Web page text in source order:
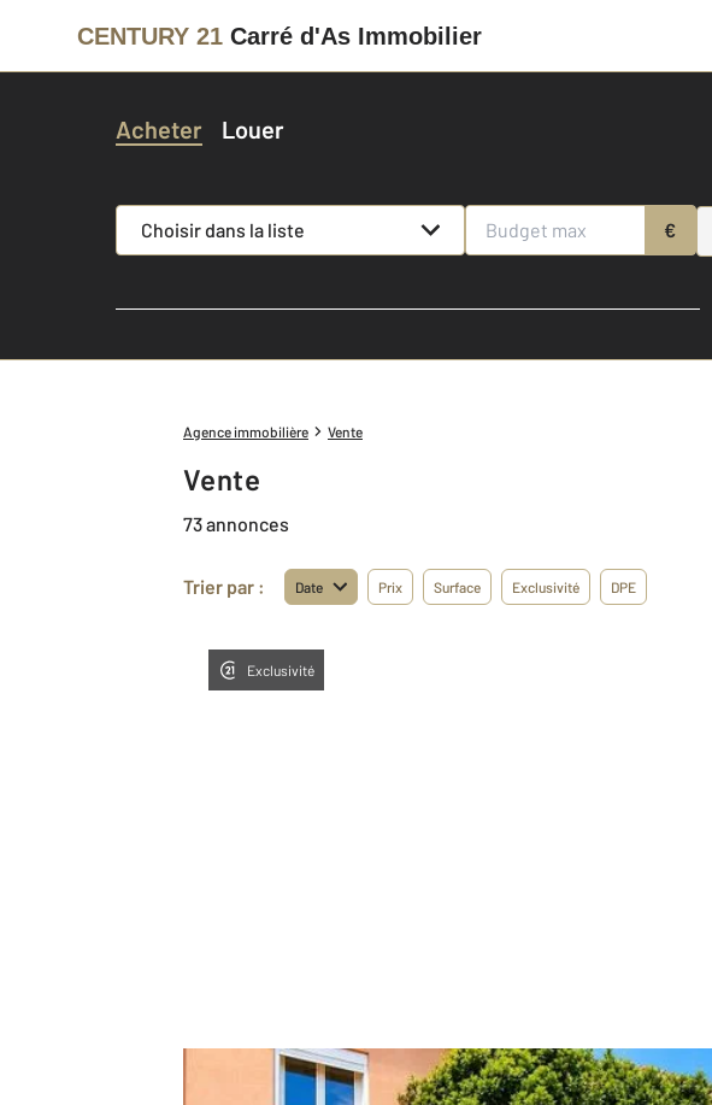
CENTURY 21 Carré d'As Immobilier
Acheter Louer
Choisir dans la liste €
Agence immobilière Vente
Vente
73 annonces
Trier par : Date Prix Surface Exclusivité DPE
Exclusivité